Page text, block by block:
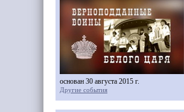
основан 30 августа 2015 г.
Другие события